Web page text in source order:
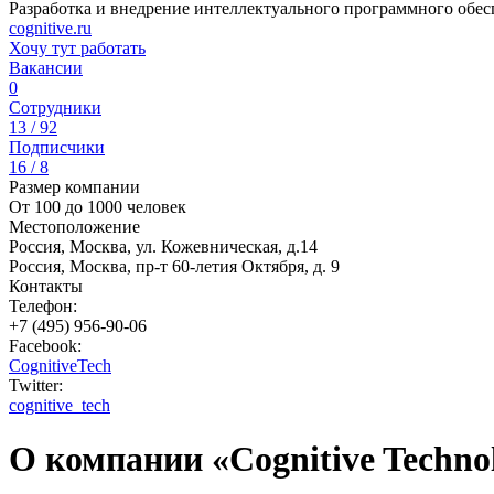
Разработка и внедрение интеллектуального программного
cognitive.ru
Хочу тут работать
Вакансии
0
Сотрудники
13 / 92
Подписчики
16 / 8
Размер компании
От 100 до 1000 человек
Местоположение
Россия, Москва, ул. Кожевническая, д.14
Россия, Москва, пр-т 60-летия Октября, д. 9
Контакты
Телефон:
+7 (495) 956-90-06
Facebook:
CognitiveTech
Twitter:
cognitive_tech
О компании «Cognitive